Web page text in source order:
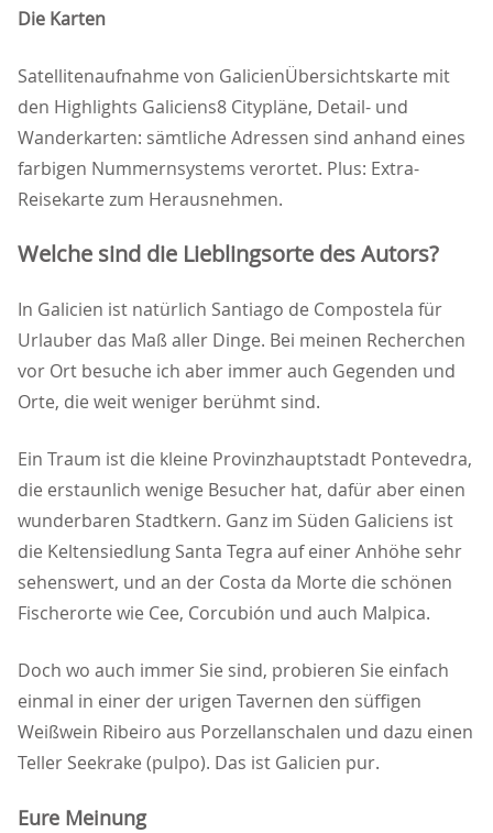
Die Karten
Satellitenaufnahme von GalicienÜbersichtskarte mit
den Highlights Galiciens8 Citypläne, Detail- und
Wanderkarten: sämtliche Adressen sind anhand eines
farbigen Nummernsystems verortet. Plus: Extra-
Reisekarte zum Herausnehmen.
Welche sind die Lieblingsorte des Autors?
In Galicien ist natürlich Santiago de Compostela für
Urlauber das Maß aller Dinge. Bei meinen Recherchen
vor Ort besuche ich aber immer auch Gegenden und
Orte, die weit weniger berühmt sind.
Ein Traum ist die kleine Provinzhauptstadt Pontevedra,
die erstaunlich wenige Besucher hat, dafür aber einen
wunderbaren Stadtkern. Ganz im Süden Galiciens ist
die Keltensiedlung Santa Tegra auf einer Anhöhe sehr
sehenswert, und an der Costa da Morte die schönen
Fischerorte wie Cee, Corcubión und auch Malpica.
Doch wo auch immer Sie sind, probieren Sie einfach
einmal in einer der urigen Tavernen den süffigen
Weißwein Ribeiro aus Porzellanschalen und dazu einen
Teller Seekrake (pulpo). Das ist Galicien pur.
Eure Meinung